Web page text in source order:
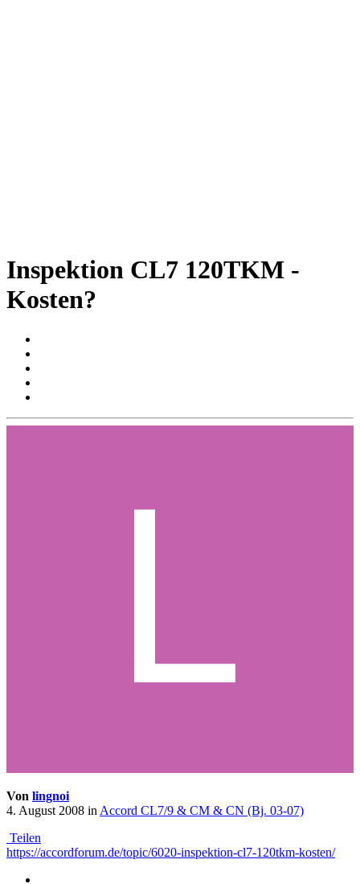
Inspektion CL7 120TKM -
Kosten?
Von lingnoi
4. August 2008 in Accord CL7/9 & CM & CN (Bj. 03-07)
Teilen
https://accordforum.de/topic/6020-inspektion-cl7-120tkm-kosten/